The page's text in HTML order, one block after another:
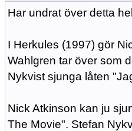
Har undrat över detta
I Herkules (1997) gör
Wahlgren tar över som
Nykvist sjunga låten
Nick Atkinson kan ju
The Movie". Stefan